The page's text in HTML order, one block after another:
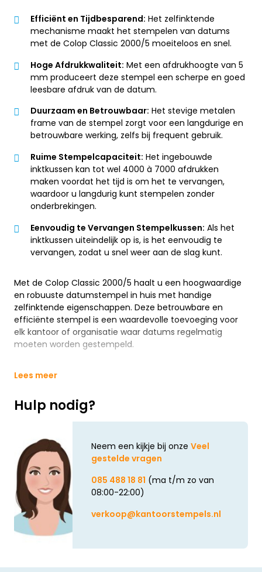
Efficiënt en Tijdbesparend: Het zelfinktende
mechanisme maakt het stempelen van datums
met de Colop Classic 2000/5 moeiteloos en snel.
Hoge Afdrukkwaliteit: Met een afdrukhoogte van 5
mm produceert deze stempel een scherpe en goed
leesbare afdruk van de datum.
Duurzaam en Betrouwbaar: Het stevige metalen
frame van de stempel zorgt voor een langdurige en
betrouwbare werking, zelfs bij frequent gebruik.
Ruime Stempelcapaciteit: Het ingebouwde
inktkussen kan tot wel 4000 à 7000 afdrukken
maken voordat het tijd is om het te vervangen,
waardoor u langdurig kunt stempelen zonder
onderbrekingen.
Eenvoudig te Vervangen Stempelkussen: Als het
inktkussen uiteindelijk op is, is het eenvoudig te
vervangen, zodat u snel weer aan de slag kunt.
Met de Colop Classic 2000/5 haalt u een hoogwaardige
en robuuste datumstempel in huis met handige
zelfinktende eigenschappen. Deze betrouwbare en
efficiënte stempel is een waardevolle toevoeging voor
elk kantoor of organisatie waar datums regelmatig
moeten worden gestempeld.
Lees meer
Hulp nodig?
Neem een kijkje bij onze Veel
gestelde vragen
085 488 18 81 (ma t/m zo van
08:00-22:00)
verkoop@kantoorstempels.nl